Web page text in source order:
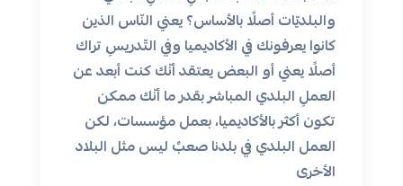
والبلديّات أصلًا بالأساس؟ يعني النّاس الذين
كانوا يعرفونك في الأكاديميا وفي التّدريسِ تراك
أصلًا يعني أو البعض يعتقد أنّك كنت أبعد عن
العملِ البلدي المباشر بقدر ما أنّك ممكن
تكون أكثر بالأكاديميا، بعمل مؤسسات، لكن
العمل البلدي في بلدنا صعبٌ ليس مثل البلاد
الأخرى